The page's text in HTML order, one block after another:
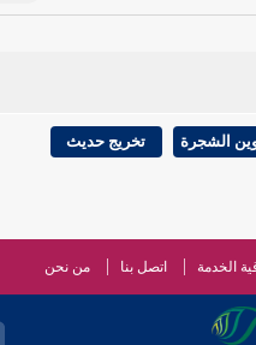
الشجرة تخريج حديث
الخدمة اتصل بنا من نحن